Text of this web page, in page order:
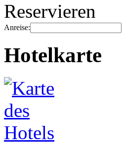
Reservieren
Anreise:
Hotelkarte